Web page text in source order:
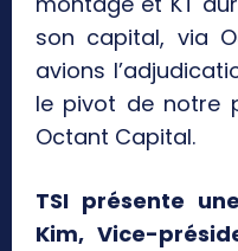
son capital, via
avions
le pivot de notre
Octant Capital.
TSI présente
Kim, Vice-